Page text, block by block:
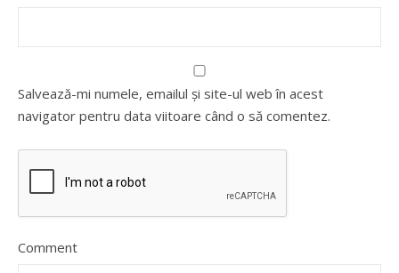
Salvează-mi numele, emailul și site-ul web în acest
navigator pentru data viitoare când o să comentez.
Comment